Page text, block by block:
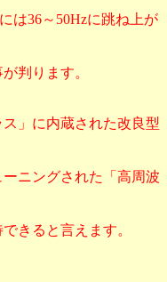
は36～50Hzに跳ね上が
判ります。
」に内蔵された改良型
ニングされた「高周波
きると言えます。